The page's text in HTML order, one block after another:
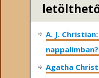
A. J.
nappalimban?
Agatha